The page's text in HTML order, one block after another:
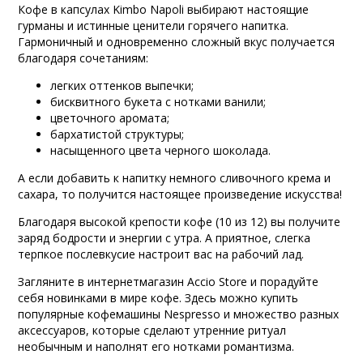
Кофе в капсулах Kimbo Napoli выбирают настоящие
гурманы и истинные ценители горячего напитка.
Гармоничный и одновременно сложный вкус получается
благодаря сочетаниям:
легких оттенков выпечки;
бисквитного букета с нотками ванили;
цветочного аромата;
бархатистой структуры;
насыщенного цвета черного шоколада.
А если добавить к напитку немного сливочного крема и
сахара, то получится настоящее произведение искусства!
Благодаря высокой крепости кофе (10 из 12) вы получите
заряд бодрости и энергии с утра. А приятное, слегка
терпкое послевкусие настроит вас на рабочий лад.
Загляните в интернетмагазин Accio Store и порадуйте
себя новинками в мире кофе. Здесь можно купить
популярные кофемашины Nespresso и множество разных
аксессуаров, которые сделают утренние ритуал
необычным и наполнят его нотками романтизма.